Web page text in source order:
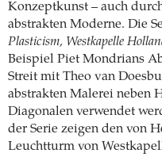
Konzeptkunst – auch
abstrakten Moderne. Die
Plasticism, Westkapelle
Beispiel Piet Mondrians
Streit mit Theo van
abstrakten Malerei neben
Diagonalen verwendet
der Serie zeigen den von
Leuchtturm von